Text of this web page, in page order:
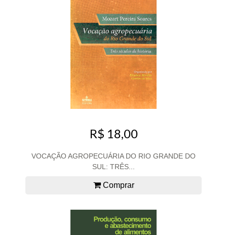
R$ 18,00
VOCAÇÃO AGROPECUÁRIA DO RIO GRANDE DO
SUL: TRÊS...
Comprar